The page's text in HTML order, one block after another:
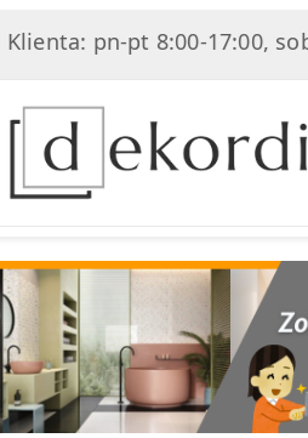
pn-pt 8:00-17:00, sob